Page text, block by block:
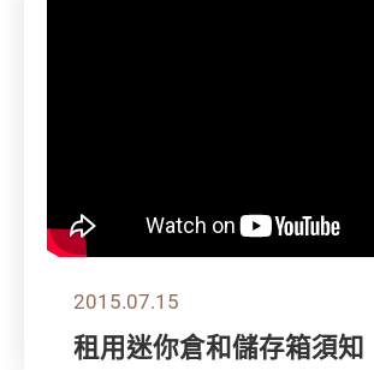
2015.07.15
租用迷你倉和儲存箱須知